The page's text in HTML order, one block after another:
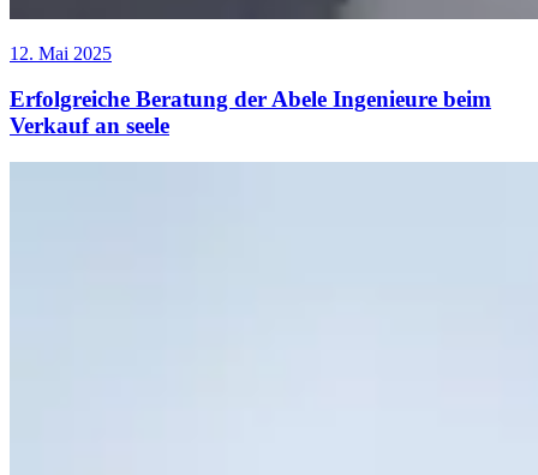
12. Mai 2025
Erfolgreiche Beratung der Abele Ingenieure beim
Verkauf an seele